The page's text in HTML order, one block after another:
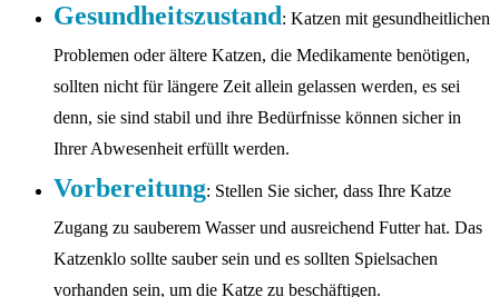
Gesundheitszustand: Katzen mit gesundheitlichen
Problemen oder ältere Katzen, die Medikamente benötigen,
sollten nicht für längere Zeit allein gelassen werden, es sei
denn, sie sind stabil und ihre Bedürfnisse können sicher in
Ihrer Abwesenheit erfüllt werden.
Vorbereitung: Stellen Sie sicher, dass Ihre Katze
Zugang zu sauberem Wasser und ausreichend Futter hat. Das
Katzenklo sollte sauber sein und es sollten Spielsachen
vorhanden sein, um die Katze zu beschäftigen.